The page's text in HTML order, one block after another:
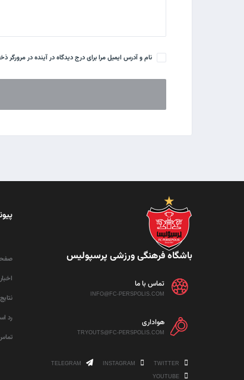
نام و آدرس ایمیل مرا برای درج دیدگاه در آینده در مرورگر
باشگاه فرهنگی ورزشی پرسپولیس
تماس با ما
INFO@FC-PERSPOLIS.COM
هواداری
TRYOUTS@FC-PERSPOLIS.COM
اخبار
نتایج
رد